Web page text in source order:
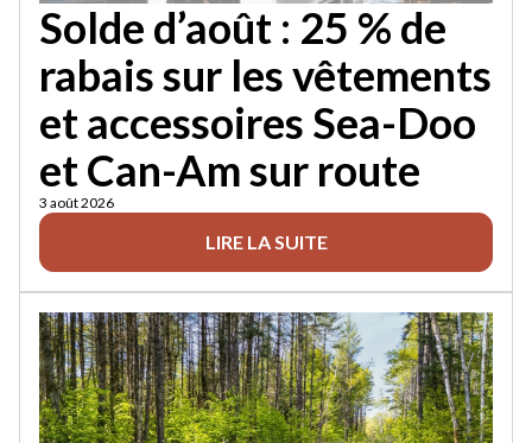
Solde d’août : 25 % de
rabais sur les vêtements
et accessoires Sea-Doo
et Can-Am sur route
3 août 2026
LIRE LA SUITE